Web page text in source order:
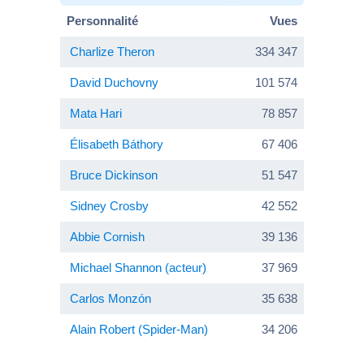
Personnalité Vues
Charlize Theron 334 347
David Duchovny 101 574
Mata Hari 78 857
Élisabeth Báthory 67 406
Bruce Dickinson 51 547
Sidney Crosby 42 552
Abbie Cornish 39 136
Michael Shannon (acteur) 37 969
Carlos Monzón 35 638
Alain Robert (Spider-Man) 34 206